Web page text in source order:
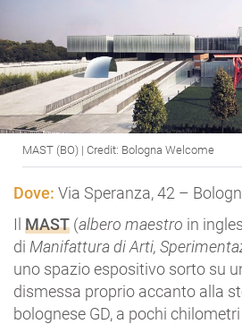
MAST (BO) | Credit: Bologna Welcome
Dove: Via Speranza, 42 –
Il MAST (albero maestro in
di Manifattura di Arti,
uno spazio espositivo sorto su
dismessa proprio accanto alla
bolognese GD, a pochi